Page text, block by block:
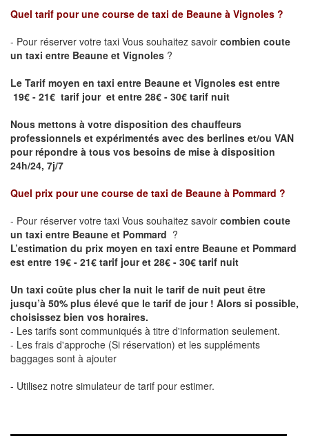
Quel tarif pour une course de taxi de Beaune à Vignoles ?
- Pour réserver votre taxi Vous souhaitez savoir combien coute
un taxi entre Beaune et Vignoles ?
Le Tarif moyen en taxi entre Beaune et Vignoles est entre
19€ - 21€ tarif jour et entre 28€ - 30€ tarif nuit
Nous mettons à votre disposition des chauffeurs
professionnels et expérimentés avec des berlines et/ou VAN
pour répondre à tous vos besoins de mise à disposition
24h/24, 7j/7
Quel prix pour une course de taxi de Beaune à Pommard ?
- Pour réserver votre taxi Vous souhaitez savoir combien coute
un taxi entre Beaune et Pommard ?
L’estimation du prix moyen en taxi entre Beaune et Pommard
est entre 19€ - 21€ tarif jour et 28€ - 30€ tarif nuit
Un taxi coûte plus cher la nuit le tarif de nuit peut être
jusqu’à 50% plus élevé que le tarif de jour ! Alors si possible,
choisissez bien vos horaires.
- Les tarifs sont communiqués à titre d'information seulement.
- Les frais d'approche (Si réservation) et les suppléments
baggages sont à ajouter
- Utilisez notre simulateur de tarif pour estimer.